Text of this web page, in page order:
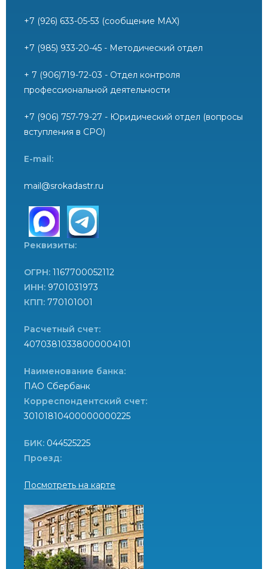
+7 (926) 633-05-53 (сообщение MAX)
+7 (985) 933-20-45 - Методический отдел
+ 7 (906)719-72-03 - Отдел контроля
профессиональной деятельности
+7 (906) 757-79-27 - Юридический отдел (вопросы
вступления в СРО)
E-mail:
mail@srokadastr.ru
Реквизиты:
ОГРН: 1167700052112
ИНН: 9701031973
КПП: 770101001
Расчетный счет:
40703810338000004101
Наименование банка:
ПАО Сбербанк
Корреспондентский счет:
30101810400000000225
БИК: 044525225
Проезд:
Посмотреть на карте